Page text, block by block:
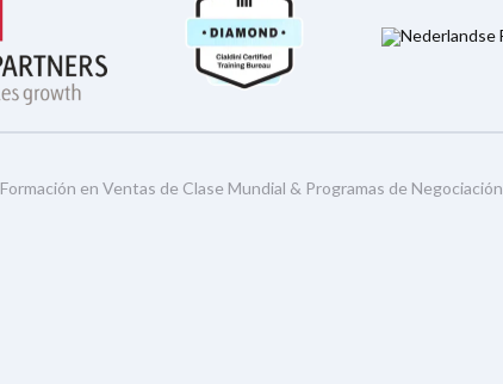
Formación en Ventas de Clase Mundial & Programas de Negociación